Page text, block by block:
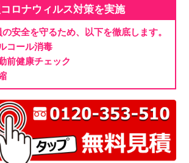
ロナウィルス対策を実施
安全を守るため、以下を徹底します。
コール消毒
健康チェック